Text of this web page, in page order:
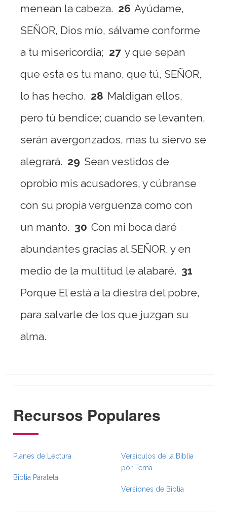
menean la cabeza. 26 Ayúdame,
SEÑOR, Dios mío, sálvame conforme
a tu misericordia; 27 y que sepan
que esta es tu mano, que tú, SEÑOR,
lo has hecho. 28 Maldigan ellos,
pero tú bendice; cuando se levanten,
serán avergonzados, mas tu siervo se
alegrará. 29 Sean vestidos de
oprobio mis acusadores, y cúbranse
con su propia verguenza como con
un manto. 30 Con mi boca daré
abundantes gracias al SEÑOR, y en
medio de la multitud le alabaré. 31
Porque El está a la diestra del pobre,
para salvarle de los que juzgan su
alma.
Recursos Populares
Planes de Lectura
Biblia Paralela
Versículos de la Biblia
por Tema
Versiones de Biblia